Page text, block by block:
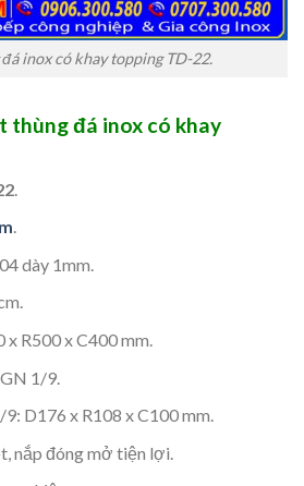
đá inox có khay topping TD-22.
thùng đá inox có khay
.
dày 1mm.
R500 x C400 mm.
1/9.
D176 x R108 x C100 mm.
nắp đóng mở tiện lợi.